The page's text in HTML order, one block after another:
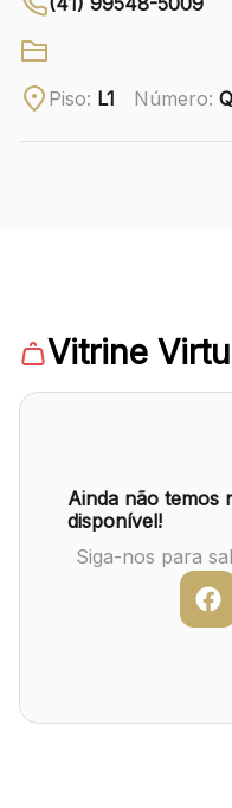
Chamar Uber
Mapa Virtual
Piso: L1 Número:
Vitrine
Ainda não temos
disponível!
Siga-nos para